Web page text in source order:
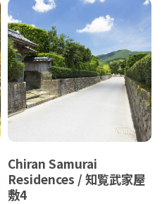
Chiran Samurai
Residences / 知覧武家屋
敷4